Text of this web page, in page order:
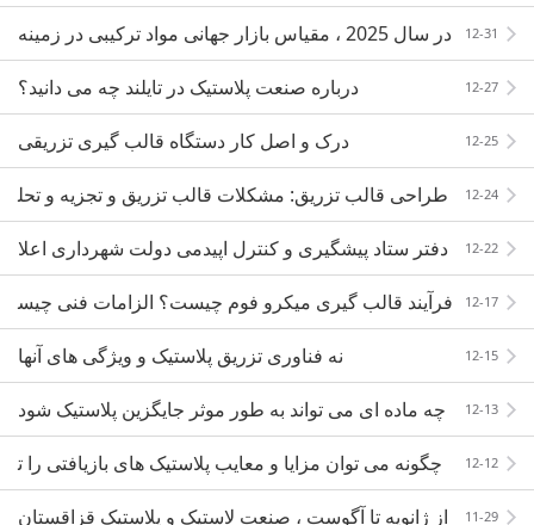
12-31
در سال 2025 ، مقیاس بازار جهانی مواد ترکیبی در زمینه
حمل و نقل به 59.8 میلیارد دلار آمریکا خواهد رسی
12-27 درباره صنعت پلاستیک در تایلند چه می دانید؟
12-25 درک و اصل کار دستگاه قالب گیری تزریقی
12-24
طراحی قالب تزریق: مشکلات قالب تزریق و تجزیه و تحل
یل علت!
12-22
دفتر ستاد پیشگیری و کنترل اپیدمی دولت شهرداری اعلا
میه اضطراری صادر کرد
12-17
فرآیند قالب گیری میکرو فوم چیست؟ الزامات فنی چیس
ت؟ چه مزایایی دارد؟
12-15 نه فناوری تزریق پلاستیک و ویژگی های آنها
12-13
چه ماده ای می تواند به طور موثر جایگزین پلاستیک شود
تا از آسیب آن جلوگیری کند؟
12-12
چگونه می توان مزایا و معایب پلاستیک های بازیافتی را ت
شخیص داد؟
11-29 از ژانویه تا آگوست ، صنعت لاستیک و پلاستیک قزاقستان